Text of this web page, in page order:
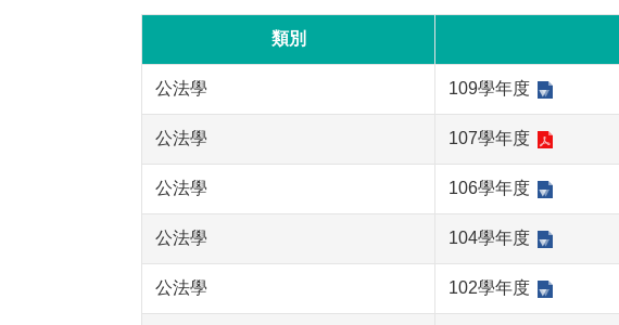
類別
公法學 109學年度
公法學 107學年度
公法學 106學年度
公法學 104學年度
公法學 102學年度